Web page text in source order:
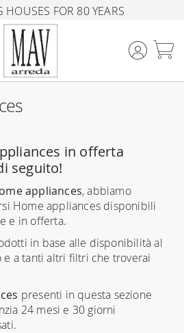
HOUSES FOR 80 YEARS
in offerta
seguito!
appliances, abbiamo
Home appliances disponibili
e in offerta.
in base alle disponibilità al
e a tanti altri filtri che troverai
presenti in questa sezione
24 mesi e 30 giorni